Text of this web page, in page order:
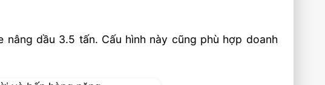
dầu 3.5 tấn. Cấu hình này cũng phù hợp doanh